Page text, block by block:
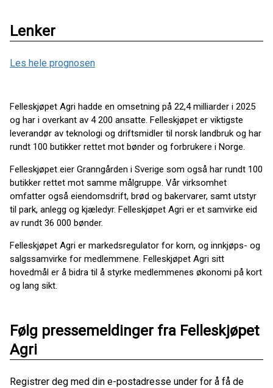
Lenker
Les hele prognosen
Felleskjøpet Agri hadde en omsetning på 22,4 milliarder i 2025
og har i overkant av 4 200 ansatte. Felleskjøpet er viktigste
leverandør av teknologi og driftsmidler til norsk landbruk og har
rundt 100 butikker rettet mot bønder og forbrukere i Norge.
Felleskjøpet eier Granngården i Sverige som også har rundt 100
butikker rettet mot samme målgruppe. Vår virksomhet
omfatter også eiendomsdrift, brød og bakervarer, samt utstyr
til park, anlegg og kjæledyr. Felleskjøpet Agri er et samvirke eid
av rundt 36 000 bønder.
Felleskjøpet Agri er markedsregulator for korn, og innkjøps- og
salgssamvirke for medlemmene. Felleskjøpet Agri sitt
hovedmål er å bidra til å styrke medlemmenes økonomi på kort
og lang sikt.
Følg pressemeldinger fra Felleskjøpet
Agri
Registrer deg med din e-postadresse under for å få de